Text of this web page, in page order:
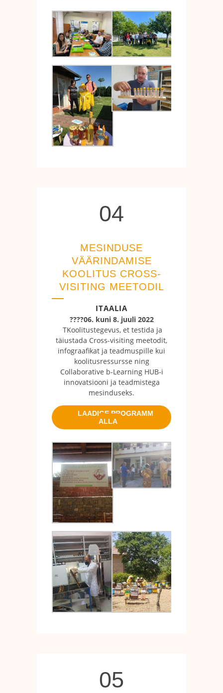
04
MESINDUSE
VÄÄRINDAMISE
KOOLITUS CROSS-
VISITING MEETODIL
ITAALIA
????06. kuni 8. juuli 2022
TKoolitustegevus, et testida ja
täiustada Cross-visiting meetodit,
infograafikat ja teadmuspille kui
koolitusressursse ning
Collaborative b-Learning HUB-i
innovatsiooni ja teadmistega
mesinduseks.
LAADIGE PROGRAMM
ALLA
05